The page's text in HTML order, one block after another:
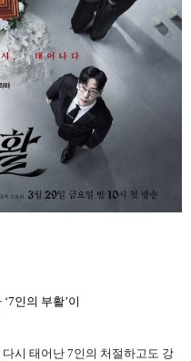
‘7인의 부활’이
다시 태어난 7인의 처절하고도 강